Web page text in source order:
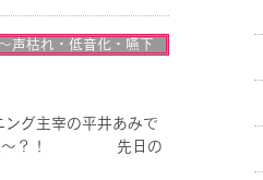
声枯れ・低音化・嚥下
グ主宰の平井あみで
ね〜？！ 先日の